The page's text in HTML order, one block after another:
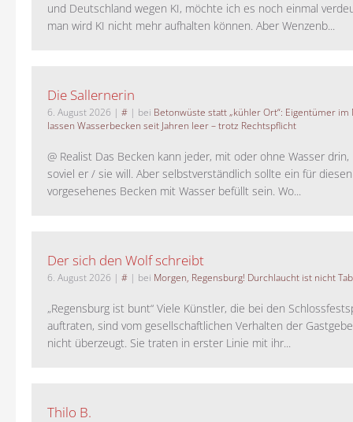
und Deutschland wegen KI, möchte ich es noch einmal
man wird KI nicht mehr aufhalten können. Aber Wenzenb...
Die Sallernerin
6. August 2026 | # | bei Betonwüste statt „kühler Ort“: Eigentümer
lassen Wasserbecken seit Jahren leer – trotz Rechtspflicht
@ Realist Das Becken kann jeder, mit oder ohne Wasser
soviel er / sie will. Aber selbstverständlich sollte ein für
vorgesehenes Becken mit Wasser befüllt sein. Wo...
Der sich den Wolf schreibt
6. August 2026 | # | bei Morgen, Regensburg! Durchlaucht ist nicht
„Regensburg ist bunt“ Viele Künstler, die bei den
auftraten, sind vom gesellschaftlichen Verhalten der
nicht überzeugt. Sie traten in erster Linie mit ihr...
Thilo B.